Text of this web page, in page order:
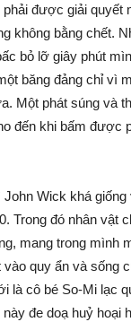
được giải quyết
không bằng chết.
bỏ lỡ giây phút
băng đảng chỉ vì
Một phát súng và
đến khi bấm được
Wick khá giống
Trong đó nhân vật
mang trong mình
quy ẩn và sống
là cô bé So-Mi lạc
đe doạ huỷ hoại